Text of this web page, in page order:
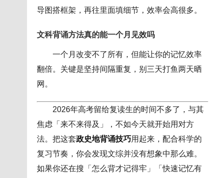
导图搭框架，再往里面填细节，效率会高很多。
文科背诵方法真的能一个月见效吗
一个月改变不了所有，但能让你的记忆效率
翻倍。关键是坚持间隔重复，别三天打鱼两天晒
网。
2026年高考留给复读生的时间不多了，与其
焦虑「来不来得及」，不如今天就开始用对方
法。把这套政史地背诵技巧用起来，配合科学的
复习节奏，你会发现文综并没有想象中那么难。
如果你还在搜「怎么背才记得牢」「快速记忆有